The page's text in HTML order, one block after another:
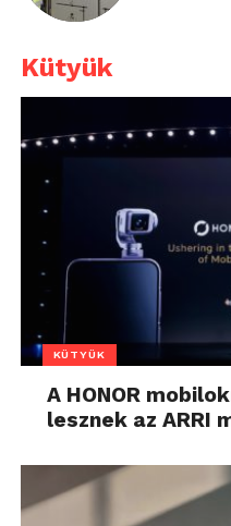
Kütyük
KÜTYÜK
A HONOR
lesznek az ARRI